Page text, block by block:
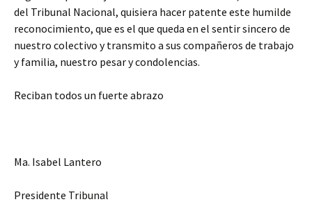
del Tribunal Nacional, quisiera hacer patente este humilde
reconocimiento, que es el que queda en el sentir sincero de
nuestro colectivo y transmito a sus compañeros de trabajo
y familia, nuestro pesar y condolencias.
Reciban todos un fuerte abrazo
Ma. Isabel Lantero
Presidente Tribunal